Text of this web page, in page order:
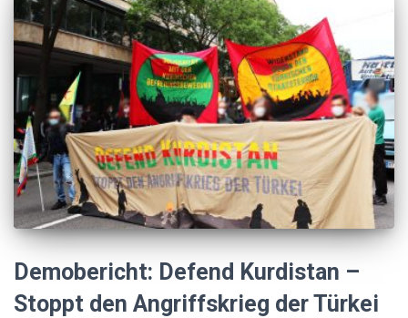
Demobericht: Defend Kurdistan –
Stoppt den Angriffskrieg der Türkei